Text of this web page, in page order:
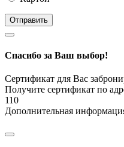
Отправить
Спасибо за Ваш выбор!
Сертификат для Вас
Получите сертификат по
110
Дополнительная